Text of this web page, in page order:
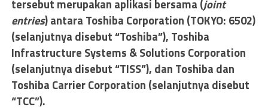
tersebut merupakan aplikasi bersama (joint
entries) antara Toshiba Corporation (TOKYO: 6502)
(selanjutnya disebut “Toshiba”), Toshiba
Infrastructure Systems & Solutions Corporation
(selanjutnya disebut “TISS”), dan Toshiba dan
Toshiba Carrier Corporation (selanjutnya disebut
“TCC”).